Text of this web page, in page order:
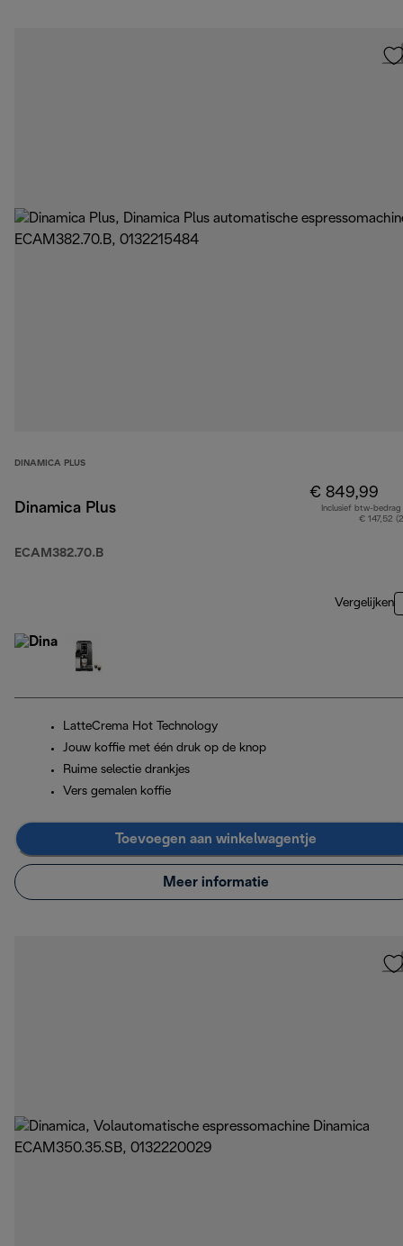
DINAMICA PLUS
Dinamica Plus
ECAM382.70.B
€ 849,99
Inclusief btw-bedrag
€ 147,52
Vergelijken
LatteCrema Hot Technology
Jouw koffie met één druk op de knop
Ruime selectie drankjes
Vers gemalen koffie
Toevoegen aan winkelwagentje
Meer informatie